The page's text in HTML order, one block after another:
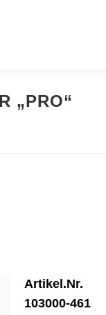
„PRO“
Artikel.Nr.
103000-461